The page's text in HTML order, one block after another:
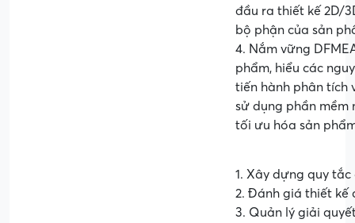
đầu ra thiết kế 2D/
bộ phận của sản
4. Nắm vững
phẩm, hiểu các
tiến hành phân tích
sử dụng phần mềm
tối ưu hóa sản
1. Xây dựng quy
2. Đánh giá thiết kế
3. Quản lý giải